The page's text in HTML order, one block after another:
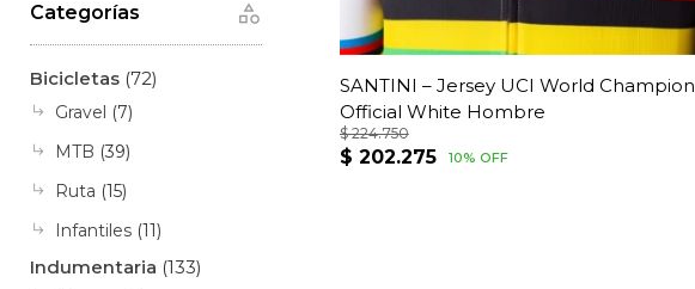
SANTINI – Jersey UCI World Champion
Official White Hombre
$224.750
El
$ 202.275 El
10% OFF
Categorías
Bicicletas (72)
Gravel (7)
MTB (39)
Ruta (15)
Infantiles (11)
Indumentaria (133)